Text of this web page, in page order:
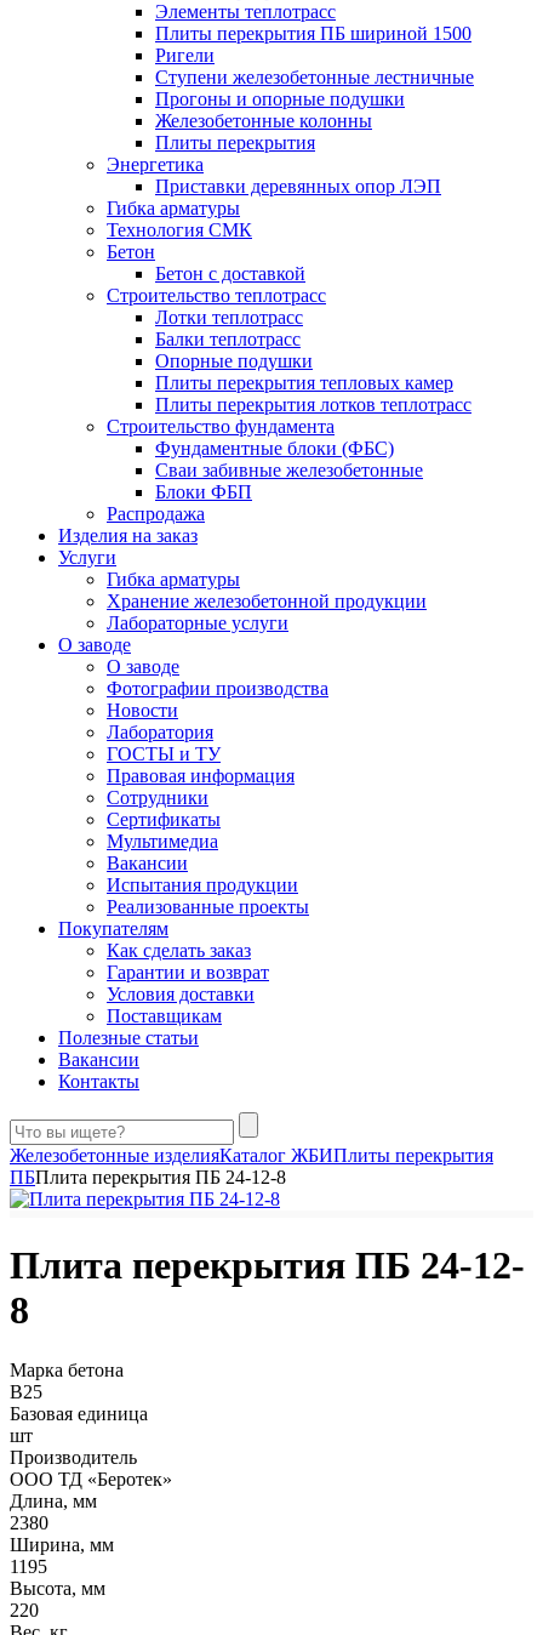
Элементы теплотрасс
Плиты перекрытия ПБ шириной 1500
Ригели
Ступени железобетонные лестничные
Прогоны и опорные подушки
Железобетонные колонны
Плиты перекрытия
Энергетика
Приставки деревянных опор ЛЭП
Гибка арматуры
Технология СМК
Бетон
Бетон с доставкой
Строительство теплотрасс
Лотки теплотрасс
Балки теплотрасс
Опорные подушки
Плиты перекрытия тепловых камер
Плиты перекрытия лотков теплотрасс
Строительство фундамента
Фундаментные блоки (ФБС)
Сваи забивные железобетонные
Блоки ФБП
Распродажа
Изделия на заказ
Услуги
Гибка арматуры
Хранение железобетонной продукции
Лабораторные услуги
О заводе
О заводе
Фотографии производства
Новости
Лаборатория
ГОСТЫ и ТУ
Правовая информация
Сотрудники
Сертификаты
Мультимедиа
Вакансии
Испытания продукции
Реализованные проекты
Покупателям
Как сделать заказ
Гарантии и возврат
Условия доставки
Поставщикам
Полезные статьи
Вакансии
Контакты
Железобетонные изделияКаталог ЖБИПлиты перекрытия
ПБПлита перекрытия ПБ 24-12-8
Плита перекрытия ПБ 24-12-
8
Марка бетона
B25
Базовая единица
шт
Производитель
ООО ТД «Беротек»
Длина, мм
2380
Ширина, мм
1195
Высота, мм
220